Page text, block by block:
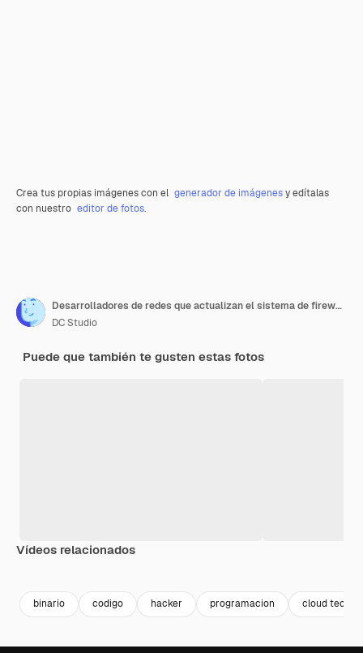
Crea tus propias imágenes con el generador de imágenesy edítalas
con nuestro editor de fotos.
Desarrolladores de redes que actualizan el sistema de firewall a través del procesamiento de información utilizando múltiples capas de seguridad. Programadores de la empresa parados cerca del escritorio con varios monitores encima.
DC Studio
Puede que también te gusten estas fotos
Vídeos relacionados
binario codigo hacker programacion cloud tech